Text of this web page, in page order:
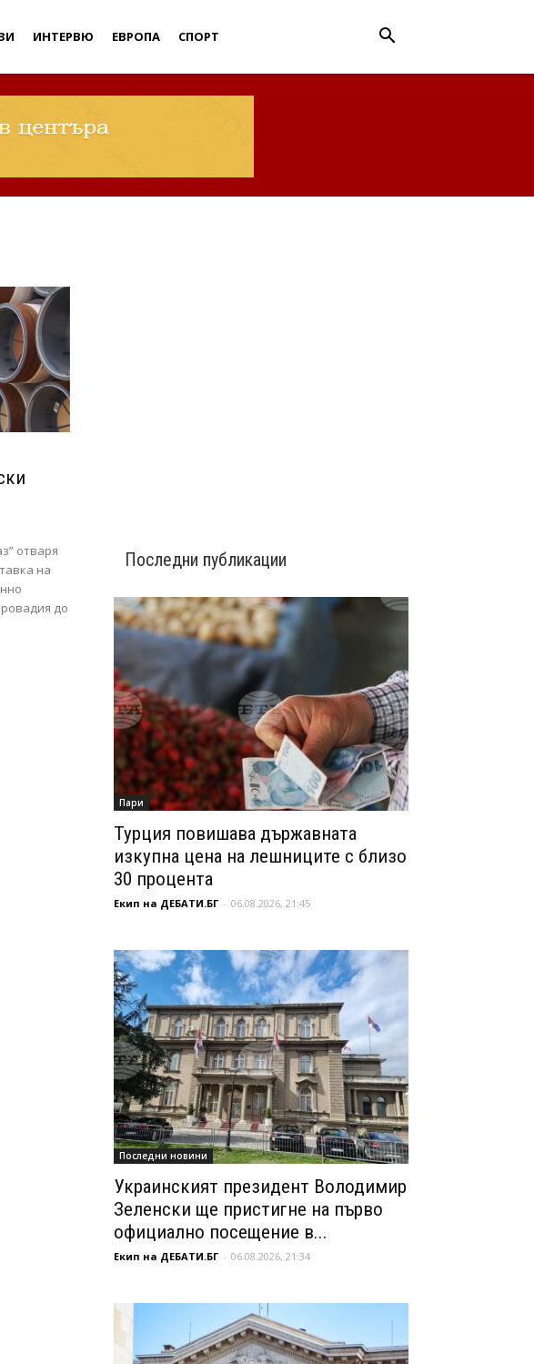
ИНТЕРВЮ ЕВРОПА СПОРТ
отваря
на
до
Последни публикации
Пари
Турция повишава държавната
изкупна цена на лешниците с близо
30 процента
Екип на ДЕБАТИ.БГ - 06.08.2026, 21:45
Последни новини
Украинският президент Володимир
Зеленски ще пристигне на първо
официално посещение в...
Екип на ДЕБАТИ.БГ - 06.08.2026, 21:34